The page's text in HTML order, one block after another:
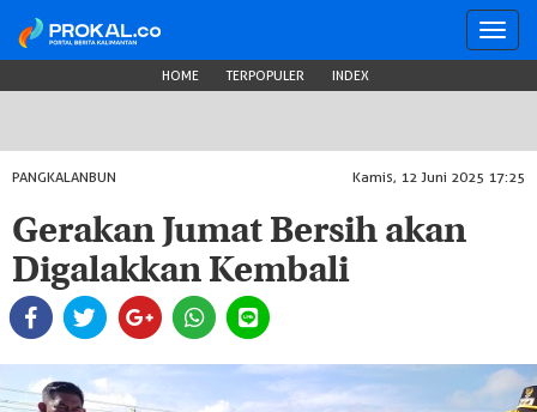
HOME TERPOPULER INDEX
PANGKALANBUN Kamis, 12 Juni 2025 17:25
Gerakan Jumat Bersih akan
Digalakkan Kembali